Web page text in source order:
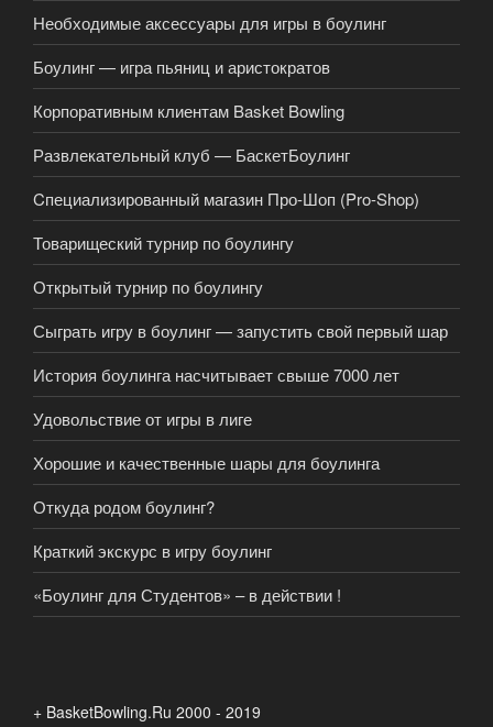
Необходимые аксессуары для игры в боулинг
Боулинг — игра пьяниц и аристократов
Корпоративным клиентам Basket Bowling
Развлекательный клуб — БаскетБоулинг
Cпециализированный магазин Про-Шоп (Pro-Shop)
Товарищеский турнир по боулингу
Открытый турнир по боулингу
Сыграть игру в боулинг — запустить свой первый шар
История боулинга насчитывает свыше 7000 лет
Удовольствие от игры в лиге
Хорошие и качественные шары для боулинга
Откуда родом боулинг?
Краткий экскурс в игру боулинг
«Боулинг для Студентов» – в действии !
+ BasketBowling.Ru 2000 - 2019